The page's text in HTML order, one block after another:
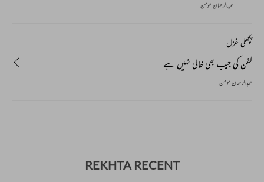
عبدالرحمان مومن
پچھلی غزل
کفن کی جیب بھی خالی نہیں ہے
عبدالرحمان مومن
REKHTA RECENT